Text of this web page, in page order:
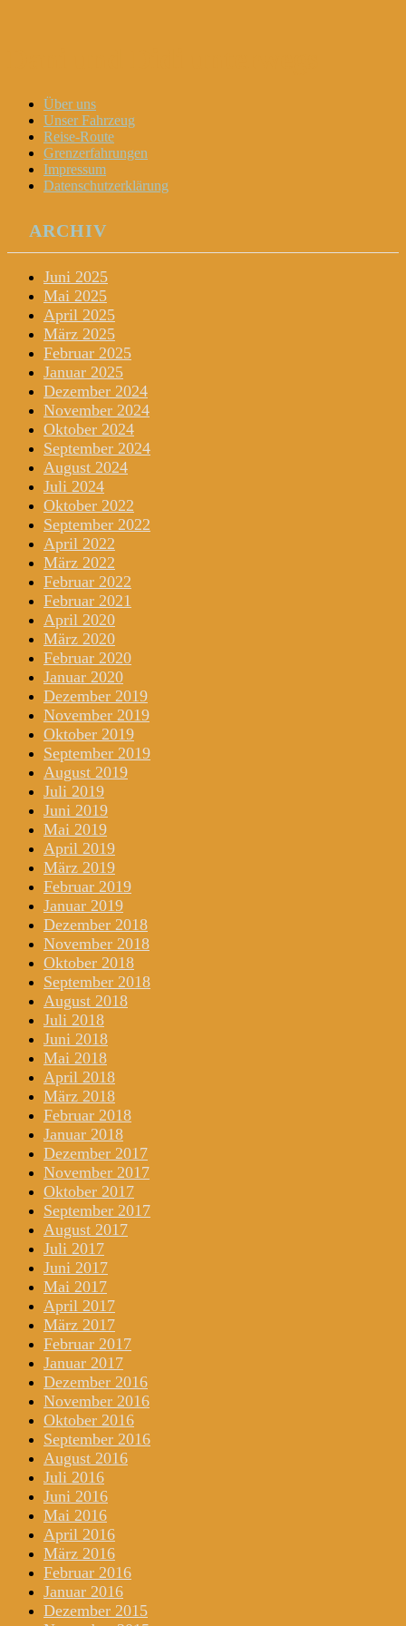
Menu
Widgets
Search
Skip
content
Über uns
Unser Fahrzeug
Reise-Route
Grenzerfahrungen
Impressum
Datenschutzerklärung
ARCHIV
Juni 2025
Mai 2025
April 2025
März 2025
Februar 2025
Januar 2025
Dezember 2024
November 2024
Oktober 2024
September 2024
August 2024
Juli 2024
Oktober 2022
September 2022
April 2022
März 2022
Februar 2022
Februar 2021
April 2020
März 2020
Februar 2020
Januar 2020
Dezember 2019
November 2019
Oktober 2019
September 2019
August 2019
Juli 2019
Juni 2019
Mai 2019
April 2019
März 2019
Februar 2019
Januar 2019
Dezember 2018
November 2018
Oktober 2018
September 2018
August 2018
Juli 2018
Juni 2018
Mai 2018
April 2018
März 2018
Februar 2018
Januar 2018
Dezember 2017
November 2017
Oktober 2017
September 2017
August 2017
Juli 2017
Juni 2017
Mai 2017
April 2017
März 2017
Februar 2017
Januar 2017
Dezember 2016
November 2016
Oktober 2016
September 2016
August 2016
Juli 2016
Juni 2016
Mai 2016
April 2016
März 2016
Februar 2016
Januar 2016
Dezember 2015